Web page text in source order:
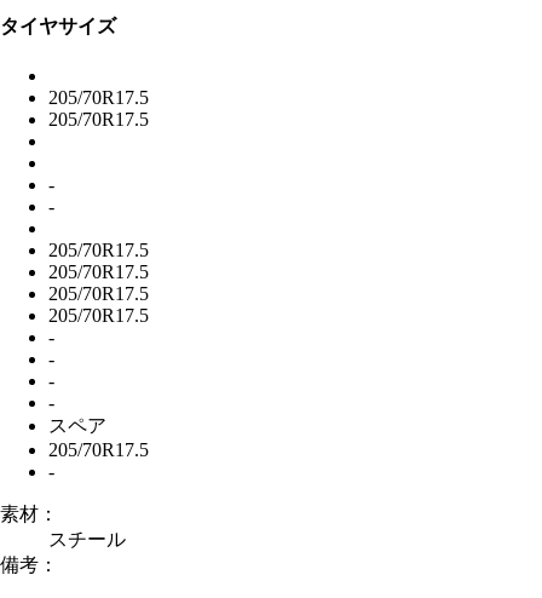
タイヤサイズ
205/70R17.5
205/70R17.5
-
-
205/70R17.5
205/70R17.5
205/70R17.5
205/70R17.5
-
-
-
-
スペア
205/70R17.5
-
素材：
スチール
備考：